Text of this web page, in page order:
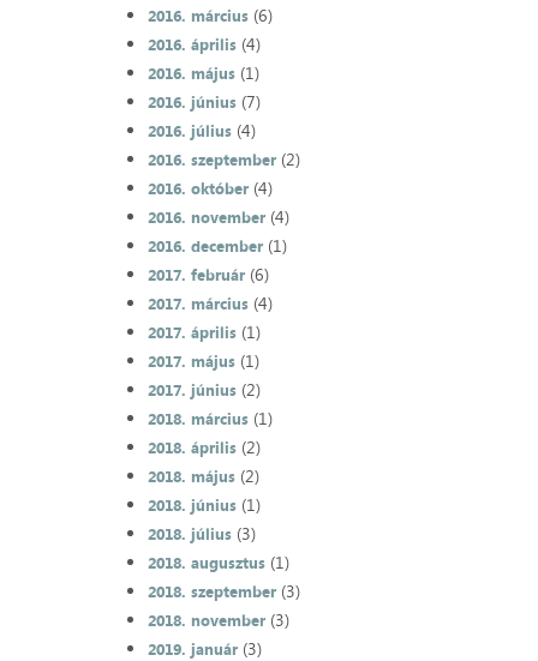
2016. március(6)
2016. április(4)
2016. május(1)
2016. június(7)
2016. július(4)
2016. szeptember(2)
2016. október(4)
2016. november(4)
2016. december(1)
2017. február(6)
2017. március(4)
2017. április(1)
2017. május(1)
2017. június(2)
2018. március(1)
2018. április(2)
2018. május(2)
2018. június(1)
2018. július(3)
2018. augusztus(1)
2018. szeptember(3)
2018. november(3)
2019. január(3)